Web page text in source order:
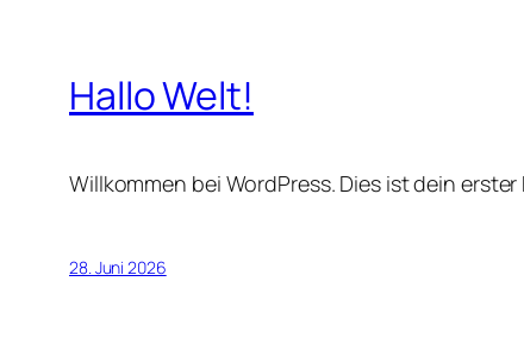
Hallo Welt!
Willkommen bei WordPress. Dies ist dein
28. Juni 2026